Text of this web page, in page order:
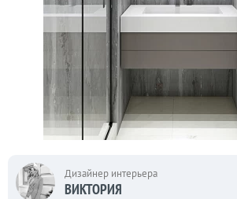
Дизайнер интерьера
ВИКТОРИЯ